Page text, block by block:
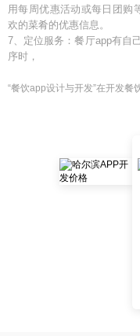
用每周优惠活动或每日团购
欢的菜肴的优惠信息。
7、定位服务：餐厅app有自
序时，
“餐饮app设计与开发”在开发餐